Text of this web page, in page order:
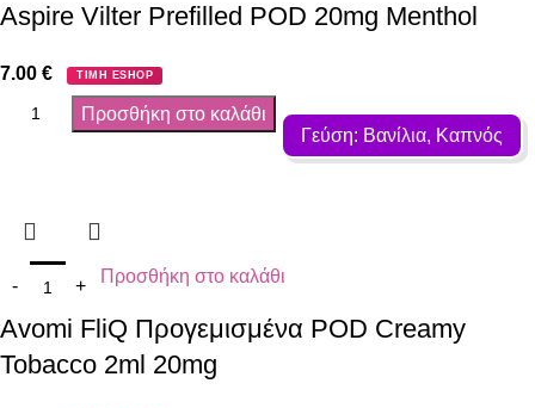
Aspire Vilter Prefilled POD 20mg Menthol
7.00 € ΤΙΜΗ ESHOP
Προσθήκη στο καλάθι
Γεύση: Βανίλια, Καπνός
Προσθήκη στο καλάθι
Avomi FliQ Προγεμισμένα POD Creamy
Tobacco 2ml 20mg